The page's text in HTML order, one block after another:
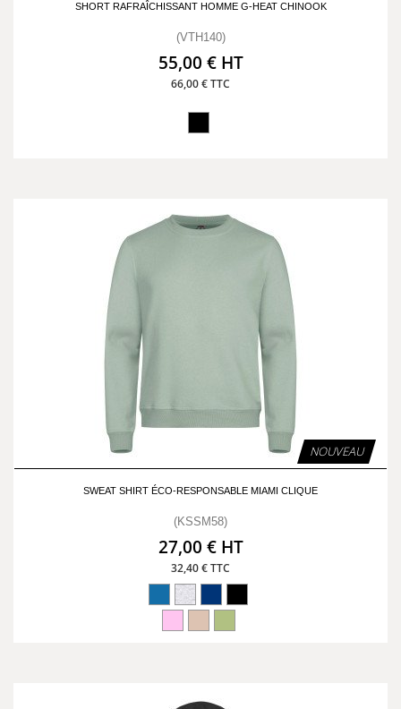
SHORT RAFRAÎCHISSANT HOMME G-HEAT CHINOOK
(VTH140)
55,00 € HT
66,00 € TTC
NOUVEAU
SWEAT SHIRT ÉCO-RESPONSABLE MIAMI CLIQUE
(KSSM58)
27,00 € HT
32,40 € TTC